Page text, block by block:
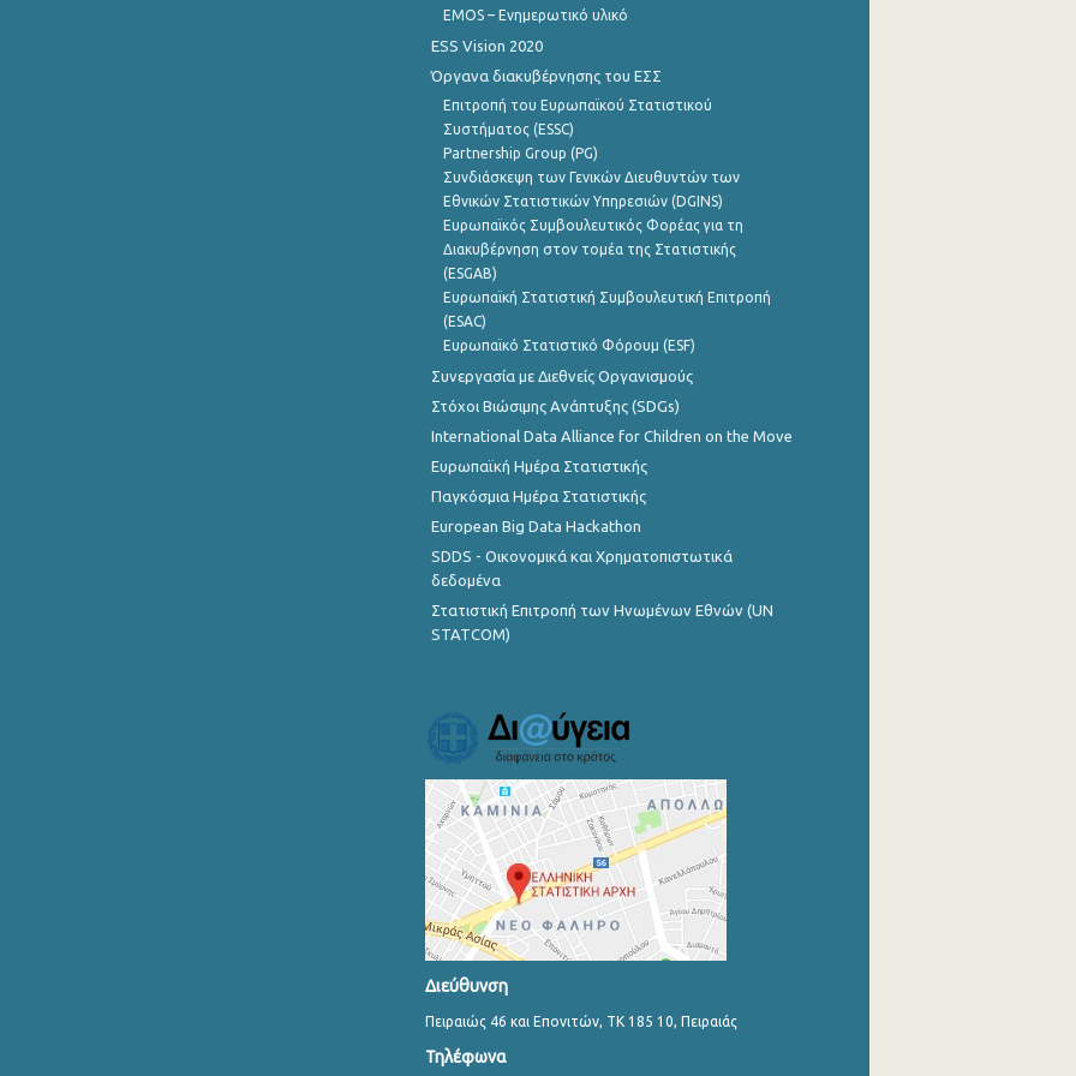
EMOS – Ενημερωτικό υλικό
ESS Vision 2020
Όργανα διακυβέρνησης του ΕΣΣ
Επιτροπή του Ευρωπαϊκού Στατιστικού
Συστήματος (ESSC)
Partnership Group (PG)
Συνδιάσκεψη των Γενικών Διευθυντών των
Εθνικών Στατιστικών Υπηρεσιών (DGINS)
Ευρωπαϊκός Συμβουλευτικός Φορέας για τη
Διακυβέρνηση στον τομέα της Στατιστικής
(ESGAB)
Ευρωπαϊκή Στατιστική Συμβουλευτική Επιτροπή
(ESAC)
Ευρωπαϊκό Στατιστικό Φόρουμ (ESF)
Συνεργασία με Διεθνείς Οργανισμούς
Στόχοι Βιώσιμης Ανάπτυξης (SDGs)
International Data Alliance for Children on the Move
Ευρωπαϊκή Ημέρα Στατιστικής
Παγκόσμια Ημέρα Στατιστικής
European Big Data Hackathon
SDDS - Οικονομικά και Χρηματοπιστωτικά
δεδομένα
Στατιστική Επιτροπή των Ηνωμένων Εθνών (UN
STATCOM)
Διεύθυνση
Πειραιώς 46 και Επονιτών, ΤΚ 185 10, Πειραιάς
Τηλέφωνα